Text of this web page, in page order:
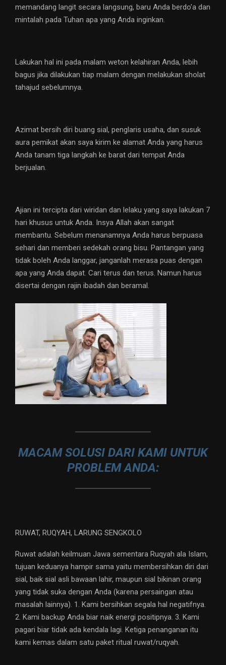
memandang langit secara langsung, baru Anda berdo’a dan
mintalah pada Tuhan apa yang Anda inginkan.
Lakukan hal ini pada malam weton kelahiran Anda, lebih
bagus jika dilakukan tiap malam dengan melakukan sholat
tahajud sebelumnya.
Azimat bersih diri buang sial, penglaris usaha, dan susuk
aura pemikat akan saya kirim ke alamat Anda yang harus
Anda tanam tiga langkah ke barat dari tempat Anda
berjualan.
Ajian ini tercipta dari wiridan dan lelaku yang saya lakukan 7
hari khusus untuk Anda. Insya Allah akan sangat
membantu. Sebelum menanamnya Anda harus berpuasa
sehari dan memberi sedekah orang bisu. Pantangan yang
tidak boleh Anda langgar, janganlah merasa puas dengan
apa yang Anda dapat. Cari terus dan terus. Namun harus
disertai dengan rajin ibadah dan beramal.
MACAM SOLUSI DARI KAMI UNTUK
PROBLEM ANDA:
RUWAT, RUQYAH, LARUNG SENGKOLO
Ruwat adalah keilmuan Jawa sementara Ruqyah ala Islam,
tujuan keduanya hampir sama yaitu membersihkan diri dari
sial, baik sial asli bawaan lahir, maupun sial bikinan orang
yang tidak suka dengan Anda (karena persaingan atau
masalah lainnya). 1. Kami bersihkan segala hal negatifnya.
2. Kami backup Anda biar naik energi positipnya. 3. Kami
pagari biar tidak ada kendala lagi. Ketiga penanganan itu
kami kemas dalam satu paket ritual ruwat/ruqyah.